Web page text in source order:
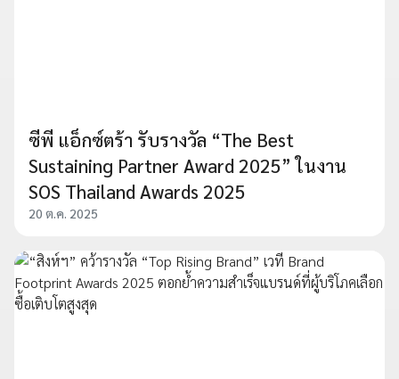
ซีพี แอ็กซ์ตร้า รับรางวัล “The Best
Sustaining Partner Award 2025” ในงาน
SOS Thailand Awards 2025
20 ต.ค. 2025